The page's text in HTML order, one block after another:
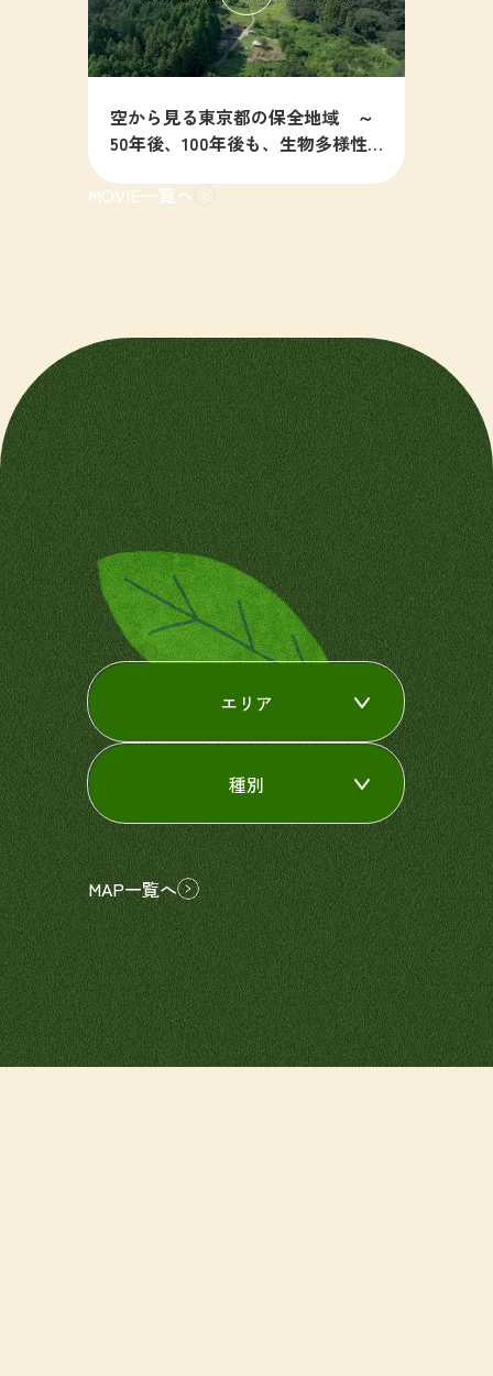
空から見る東京都の保全地域 ～
50年後、100年後も、生物多様性
MOVIE一覧へ
エリア
種別
MAP一覧へ